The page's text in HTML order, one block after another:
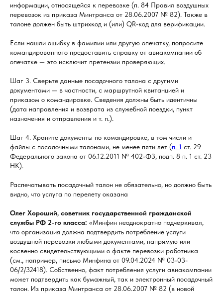
информации, относящейся к перевозке (п. 84 Правил воздушных
перевозок из приказа Минтранса от 28.06.2007 № 82). Также в
талоне должен быть штрихкод и (или) QR-код для верификации.
Если нашли ошибку в фамилии или другую опечатку, попросите
командированного предоставить справку от авиакомпании об
опечатке — это исключит претензии проверяющих.
Шаг 3. Сверьте данные посадочного талона с другими
документами — в частности, с маршрутной квитанцией и
приказом о командировке. Сведения должны быть идентичны
(дата направления и возврата из служебной поездки, пункт
назначения и отправления и т. п.).
Шаг 4. Храните документы по командировке, в том числи и
файлы с посадочными талонами, не менее пяти лет (п. 1 ст. 29
Федерального закона от 06.12.2011 № 402-ФЗ, подп. 8 п. 1 ст. 23
НК).
Распечатывать посадочный талон не обязательно, но должно быть
видно, что услуга по перелету оказана
Олег Хороший, советник государственной гражданской
службы РФ 2-го класса: «Минфин неоднократно подчеркивал,
что организация должна подтвердить потребление услуги
воздушной перевозки любыми документами, напрямую или
косвенно свидетельствующими о факте перевозки работника
(см., например, письмо Минфина от 09.04.2024 № 03-03-
06/2/32418). Собственно, факт потребления услуги авиакомпании
может подтвердить как бумажный, так и электронный посадочный
талон. Из приказа Минтранса от 28.06.2007 № 82 (в новой